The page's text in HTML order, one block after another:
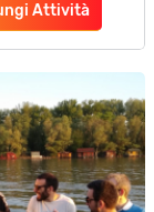
Attività